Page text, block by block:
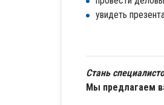
увидеть
Стань
Мы предлагаем